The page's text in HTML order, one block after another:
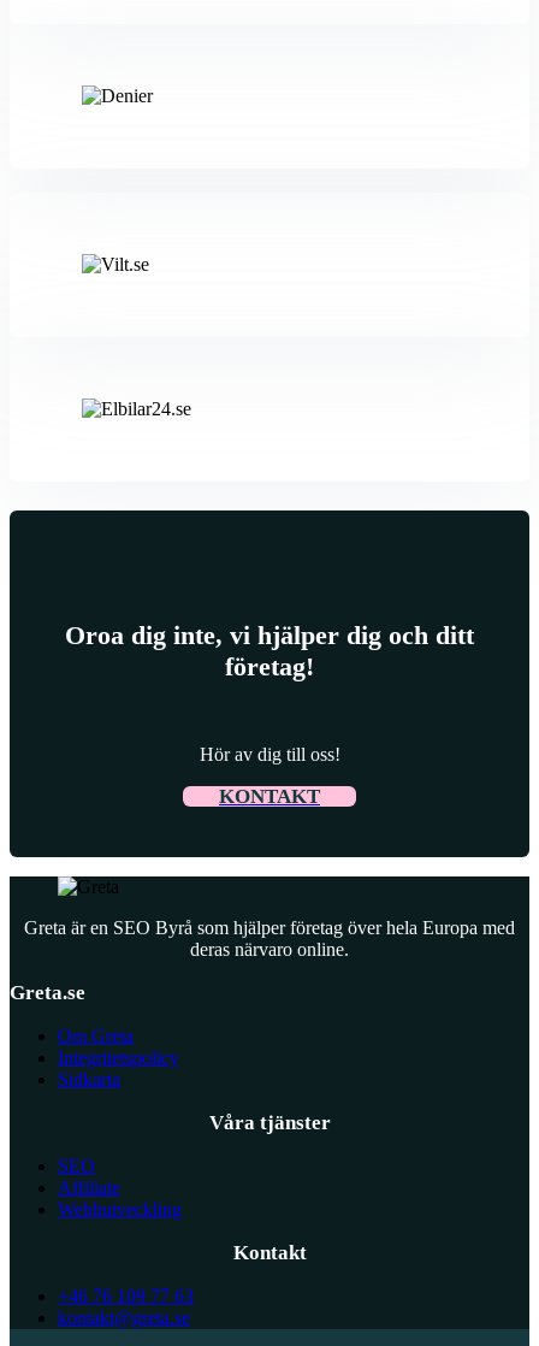
Oroa dig inte, vi hjälper dig och ditt
företag!
Hör av dig till oss!
KONTAKT
Greta är en SEO Byrå som hjälper företag över hela Europa med
deras närvaro online.
Greta.se
Om Greta
Integritetspolicy
Sidkarta
Våra tjänster
SEO
Affiliate
Webbutveckling
Kontakt
+46 76 109 77 63
kontakt@greta.se